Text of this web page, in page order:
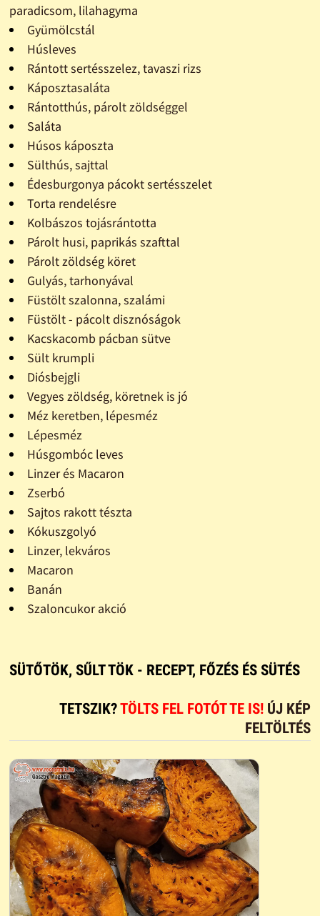
paradicsom, lilahagyma
Gyümölcstál
Húsleves
Rántott sertésszelez, tavaszi rizs
Káposztasaláta
Rántotthús, párolt zöldséggel
Saláta
Húsos káposzta
Sülthús, sajttal
Édesburgonya pácokt sertésszelet
Torta rendelésre
Kolbászos tojásrántotta
Párolt husi, paprikás szafttal
Párolt zöldség köret
Gulyás, tarhonyával
Füstölt szalonna, szalámi
Füstölt - pácolt disznóságok
Kacskacomb pácban sütve
Sült krumpli
Diósbejgli
Vegyes zöldség, köretnek is jó
Méz keretben, lépesméz
Lépesméz
Húsgombóc leves
Linzer és Macaron
Zserbó
Sajtos rakott tészta
Kókuszgolyó
Linzer, lekváros
Macaron
Banán
Szaloncukor akció
SÜTŐTÖK, SŰLT TÖK - RECEPT, FŐZÉS ÉS SÜTÉS
TETSZIK?TÖLTS FEL FOTÓT TE IS! ÚJ KÉP
FELTÖLTÉS